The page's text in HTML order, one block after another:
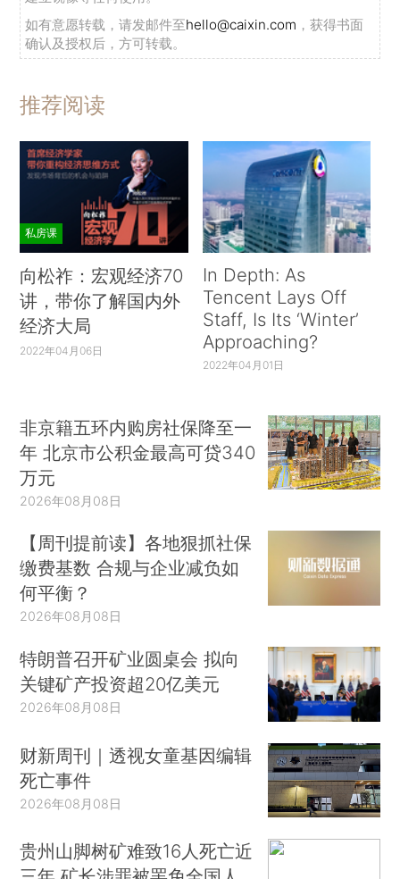
如有意愿转载，请发邮件至hello@caixin.com ，获得书面
确认及授权后，方可转载。
推荐阅读
私房课
向松祚：宏观经济70
讲，带你了解国内外
经济大局
2022年04月06日
In Depth: As
Tencent Lays Off
Staff, Is Its ‘Winter’
Approaching?
2022年04月01日
非京籍五环内购房社保降至一
年 北京市公积金最高可贷340
万元
2026年08月08日
【周刊提前读】各地狠抓社保
缴费基数 合规与企业减负如
何平衡？
2026年08月08日
特朗普召开矿业圆桌会 拟向
关键矿产投资超20亿美元
2026年08月08日
财新周刊｜透视女童基因编辑
死亡事件
2026年08月08日
贵州山脚树矿难致16人死亡近